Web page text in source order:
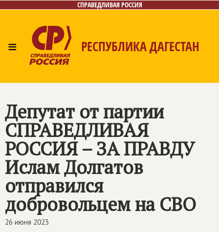
СПРАВЕДЛИВАЯ РОССИЯ
≡ РЕСПУБЛИКА ДАГЕСТАН
Депутат от партии
СПРАВЕДЛИВАЯ
РОССИЯ – ЗА ПРАВДУ
Ислам Долгатов
отправился
добровольцем на СВО
26 июня 2023